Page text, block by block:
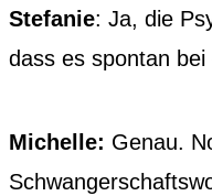
Stefanie: Ja, die
dass es spontan
Michelle: Genau.